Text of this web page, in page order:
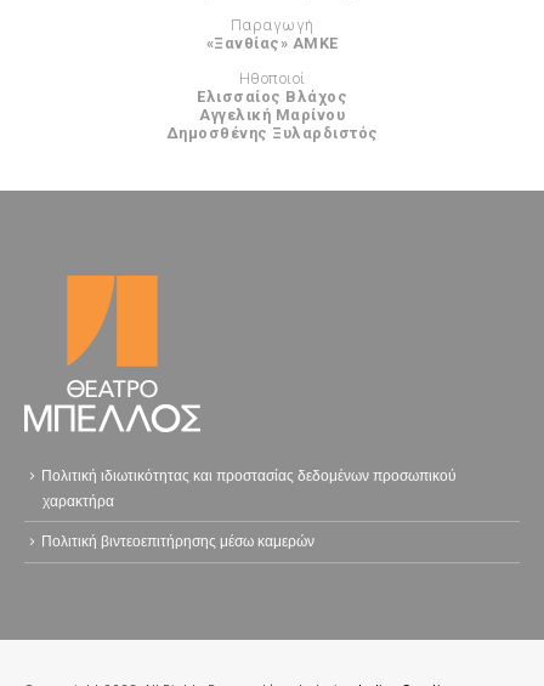
Παραγωγή
«Ξανθίας» ΑΜΚΕ
Ηθοποιοί
Ελισσαίος Βλάχος
Αγγελική Μαρίνου
Δημοσθένης Ξυλαρδιστός
Πολιτική ιδιωτικότητας και προστασίας δεδομένων προσωπικού
χαρακτήρα
Πολιτική βιντεοεπιτήρησης μέσω καμερών